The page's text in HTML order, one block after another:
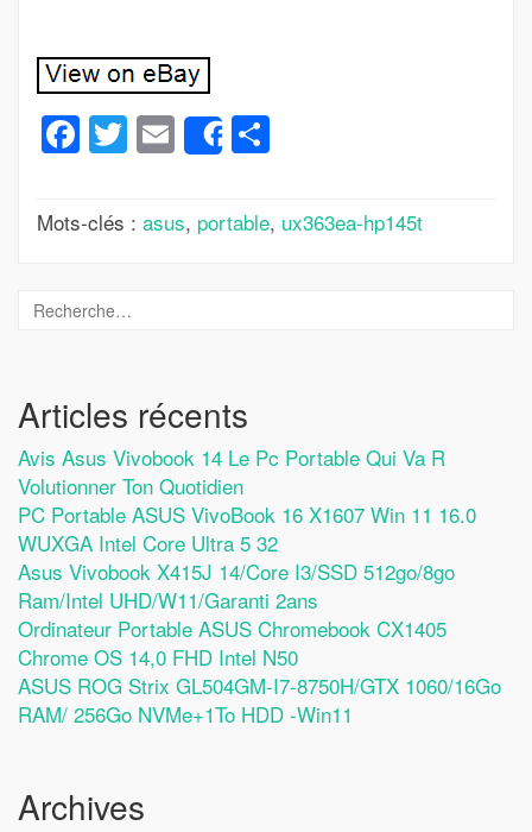
Facebook
Twitter
Email
Share
Mots-clés : asus, portable, ux363ea-hp145t
Articles récents
Avis Asus Vivobook 14 Le Pc Portable Qui Va R
Volutionner Ton Quotidien
PC Portable ASUS VivoBook 16 X1607 Win 11 16.0
WUXGA Intel Core Ultra 5 32
Asus Vivobook X415J 14/Core I3/SSD 512go/8go
Ram/Intel UHD/W11/Garanti 2ans
Ordinateur Portable ASUS Chromebook CX1405
Chrome OS 14,0 FHD Intel N50
ASUS ROG Strix GL504GM-I7-8750H/GTX 1060/16Go
RAM/ 256Go NVMe+1To HDD -Win11
Archives